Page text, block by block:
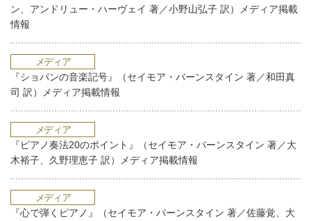
ン、アンドリュー・ハーヴェイ 著／小野山弘子 訳）メディア掲載
情報
メディア
『ショパンの音楽記号』（セイモア・バーンスタイン 著／和田真
司 訳）メディア掲載情報
メディア
『ピアノ奏法20のポイント』（セイモア・バーンスタイン 著／大
木裕子、久野理恵子 訳）メディア掲載情報
メディア
『心で弾くピアノ』（セイモア・バーンスタイン 著／佐藤覚、大